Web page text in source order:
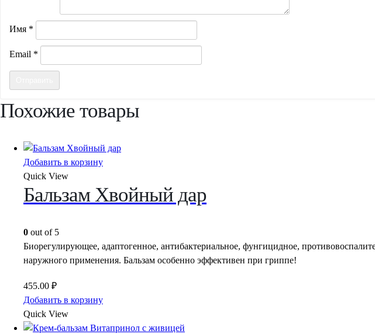
Имя *
Email *
Похожие товары
Добавить в корзину
Quick View
Бальзам Хвойный дар
0 out of 5
Биорегулирующее, адаптогенное, антибактериальное, фунгицидное,
наружного применения. Бальзам особенно эффективен при гриппе!
455.00 ₽
Добавить в корзину
Quick View